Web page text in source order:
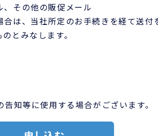
、その他の販促メール
は、当社所定のお手続きを経て送
とみなします。
知等に使用する場合がございます。